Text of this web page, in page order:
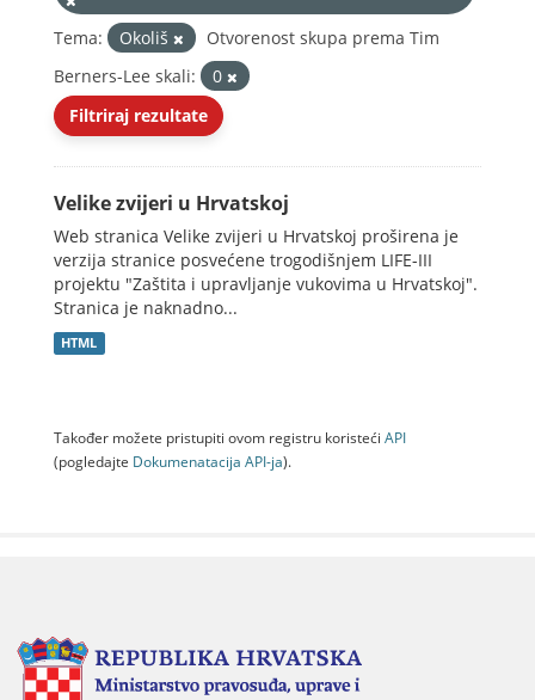
Tema: Okoliš
Otvorenost skupa prema Tim
Berners-Lee skali:
0
Filtriraj rezultate
Velike zvijeri u Hrvatskoj
Web stranica Velike zvijeri u Hrvatskoj proširena je
verzija stranice posvećene trogodišnjem LIFE-III
projektu "Zaštita i upravljanje vukovima u Hrvatskoj".
Stranica je naknadno...
HTML
Također možete pristupiti ovom registru koristeći API
(pogledajte Dokumenаtаcijа API-jа).